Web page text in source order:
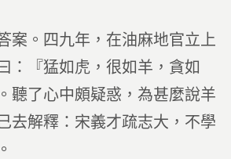
案。四九年，在油麻地官立上
：『猛如虎，很如羊，貪如
聽了心中頗疑惑，為甚麼說羊
去解釋：宋義才疏志大，不學